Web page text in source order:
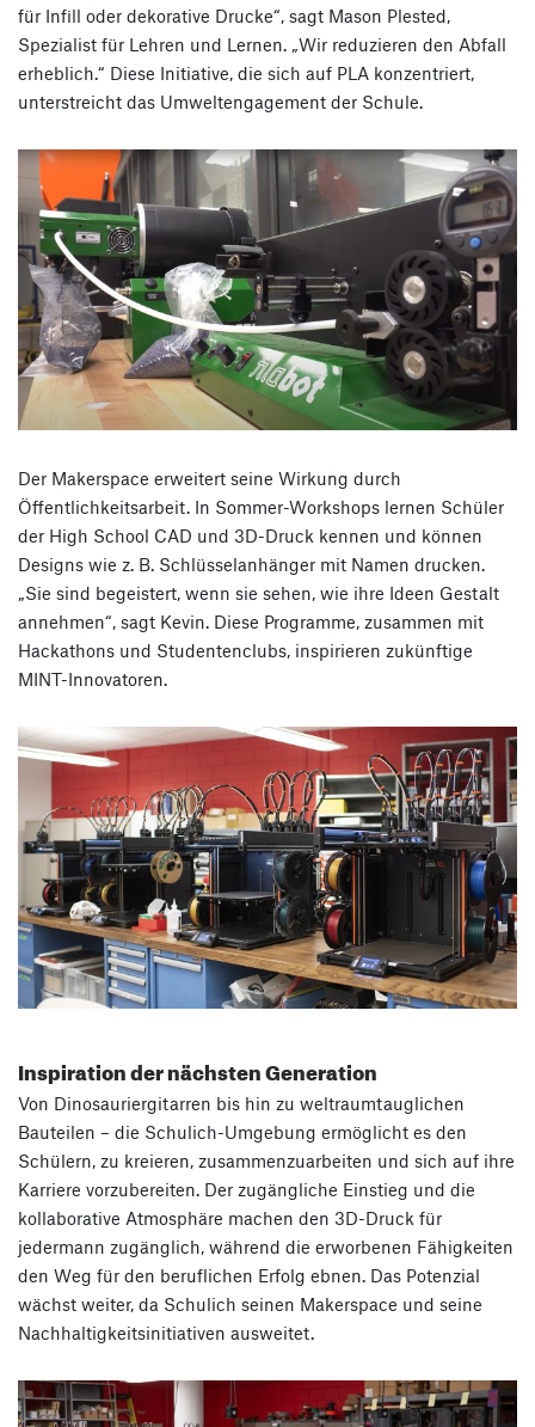
für Infill oder dekorative Drucke“, sagt Mason Plested,
Spezialist für Lehren und Lernen. „Wir reduzieren den Abfall
erheblich.“ Diese Initiative, die sich auf PLA konzentriert,
unterstreicht das Umweltengagement der Schule.
Der Makerspace erweitert seine Wirkung durch
Öffentlichkeitsarbeit. In Sommer-Workshops lernen Schüler
der High School CAD und 3D-Druck kennen und können
Designs wie z. B. Schlüsselanhänger mit Namen drucken.
„Sie sind begeistert, wenn sie sehen, wie ihre Ideen Gestalt
annehmen“, sagt Kevin. Diese Programme, zusammen mit
Hackathons und Studentenclubs, inspirieren zukünftige
MINT-Innovatoren.
Inspiration der nächsten Generation
Von Dinosauriergitarren bis hin zu weltraumtauglichen
Bauteilen – die Schulich-Umgebung ermöglicht es den
Schülern, zu kreieren, zusammenzuarbeiten und sich auf ihre
Karriere vorzubereiten. Der zugängliche Einstieg und die
kollaborative Atmosphäre machen den 3D-Druck für
jedermann zugänglich, während die erworbenen Fähigkeiten
den Weg für den beruflichen Erfolg ebnen. Das Potenzial
wächst weiter, da Schulich seinen Makerspace und seine
Nachhaltigkeitsinitiativen ausweitet.